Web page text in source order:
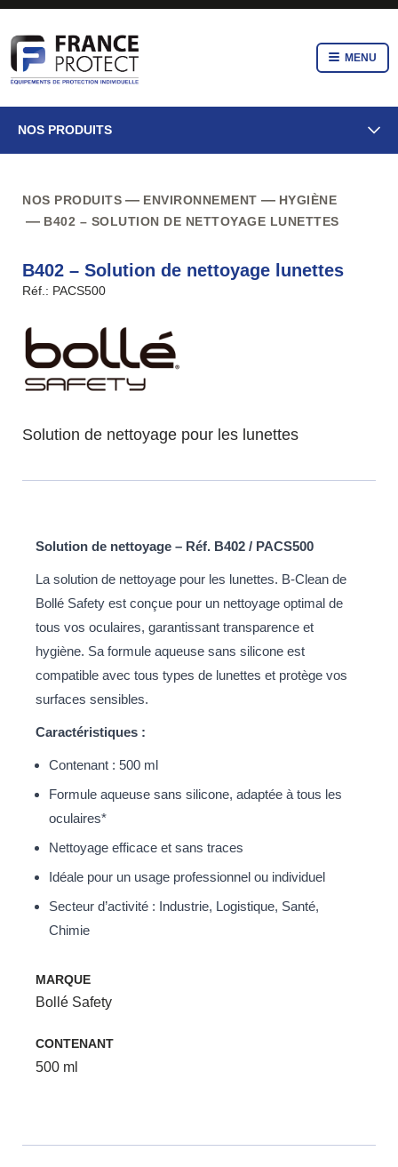
MENU
NOS PRODUITS
NOS PRODUITS ENVIRONNEMENT
HYGIÈNE
B402 – SOLUTION DE NETTOYAGE LUNETTES
B402 – Solution de nettoyage lunettes
Réf.: PACS500
Solution de nettoyage pour les lunettes
Solution de nettoyage – Réf. B402 / PACS500
La solution de nettoyage pour les lunettes. B-Clean de
Bollé Safety est conçue pour un nettoyage optimal de
tous vos oculaires, garantissant transparence et
hygiène. Sa formule aqueuse sans silicone est
compatible avec tous types de lunettes et protège vos
surfaces sensibles.
Caractéristiques :
Contenant : 500 ml
Formule aqueuse sans silicone, adaptée à tous les
oculaires*
Nettoyage efficace et sans traces
Idéale pour un usage professionnel ou individuel
Secteur d’activité : Industrie, Logistique, Santé,
Chimie
MARQUE
Bollé Safety
CONTENANT
500 ml